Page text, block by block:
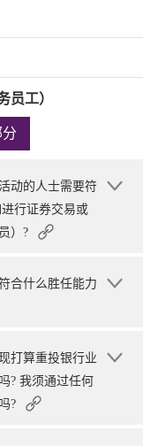
员工）
动的人士需要符
行证券交易或
）?
合什么胜任能力
打算重投银行业
? 我须通过任何
?